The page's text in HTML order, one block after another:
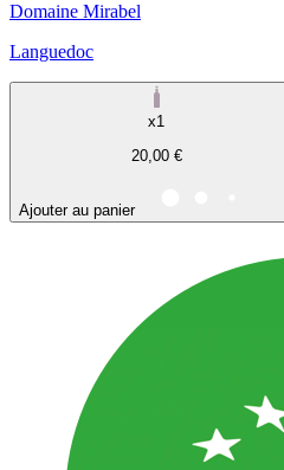
Domaine Mirabel
Languedoc
x1
20,00 €
Ajouter au panier